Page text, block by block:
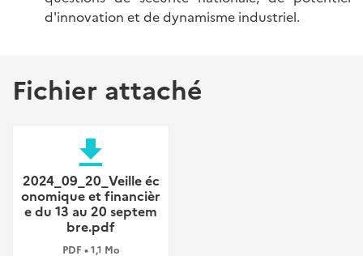
d'innovation et de dynamisme industriel.
Fichier attaché
file_download
2024_09_20_Veille éc
onomique et financièr
e du 13 au 20 septem
bre.pdf
PDF • 1,1 Mo